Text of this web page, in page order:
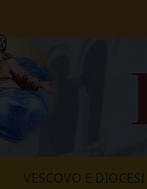
VESCOVO E DIOCESI